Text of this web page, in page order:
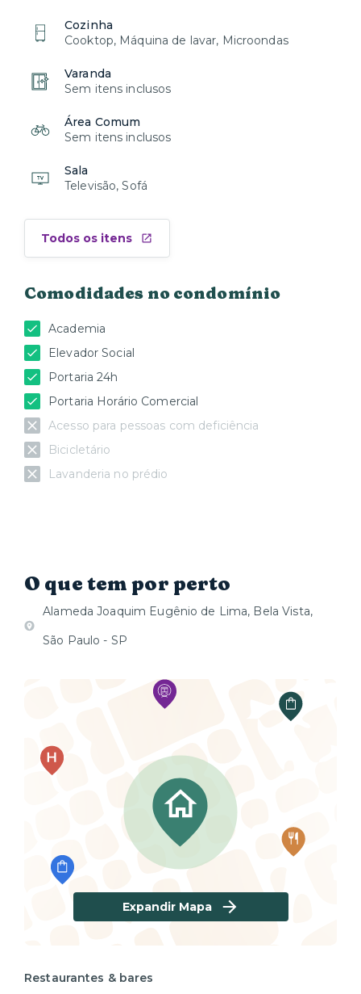
Cozinha
Cooktop, Máquina de lavar, Microondas
Varanda
Sem itens inclusos
Área Comum
Sem itens inclusos
Sala
Televisão, Sofá
Todos os itens
Comodidades no condomínio
Academia
Elevador Social
Portaria 24h
Portaria Horário Comercial
Acesso para pessoas com deficiência
Bicicletário
Lavanderia no prédio
O que tem por perto
Alameda Joaquim Eugênio de Lima, Bela Vista,
São Paulo - SP
Expandir Mapa
Restaurantes & bares